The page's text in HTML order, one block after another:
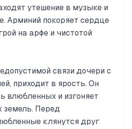
утешение в музыке и
Арминий покоряет сердце
на арфе и чистотой
связи дочери с
приходит в ярость. Он
влюбленных и изгоняет
земель. Перед
клянутся друг